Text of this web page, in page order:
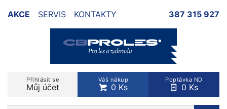
AKCE SERVIS KONTAKTY 387 315 927
Přihlásit se
Můj účet
Váš nákup
0 Ks
Poptávka ND
0 Ks